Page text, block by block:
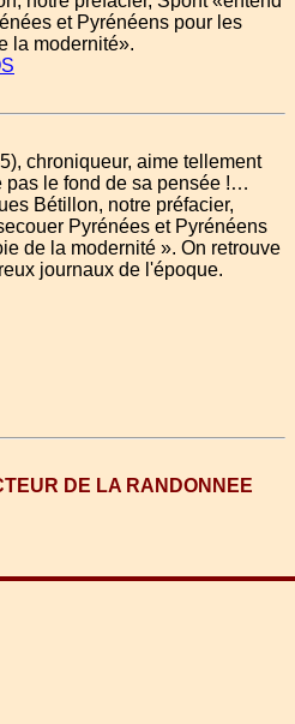
et Pyrénéens pour les
la modernité».
chroniqueur, aime tellement
pas le fond de sa pensée !…
Bétillon, notre préfacier,
Pyrénées et Pyrénéens
de la modernité ». On retrouve
journaux de l'époque.
DE LA RANDONNEE